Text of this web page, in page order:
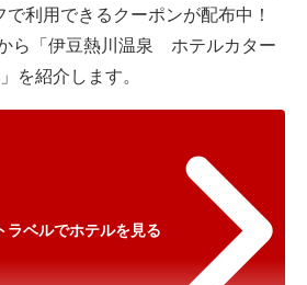
利用できるクーポンが配布中！
ら「伊豆熱川温泉 ホテルカター
を紹介します。
ラベルでホテルを見る